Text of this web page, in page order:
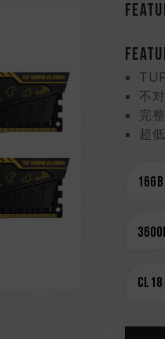
不
完
超
严
终
选